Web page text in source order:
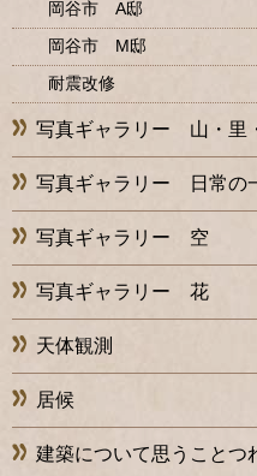
岡谷市 A邸
岡谷市 M邸
耐震改修
写真ギャラリー 山・里
写真ギャラリー 日常の
写真ギャラリー 空
写真ギャラリー 花
天体観測
居候
建築について思うことつ